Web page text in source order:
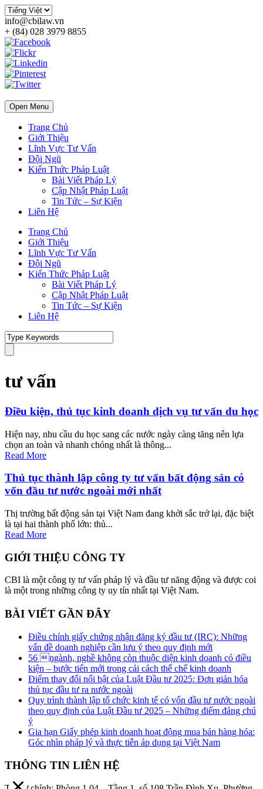
info@cbilaw.vn
+ (84) 028 3979 8855
Open Menu
Trang Chủ
Giới Thiệu
Lĩnh Vực Tư Vấn
Đội Ngũ
Kiến Thức Pháp Luật
Bài Viết Pháp Lý
Cập Nhật Pháp Luật
Tin Tức – Sự Kiện
Liên Hệ
Trang Chủ
Giới Thiệu
Lĩnh Vực Tư Vấn
Đội Ngũ
Kiến Thức Pháp Luật
Bài Viết Pháp Lý
Cập Nhật Pháp Luật
Tin Tức – Sự Kiện
Liên Hệ
tư vấn
Điều kiện, thủ tục kinh doanh dịch vụ tư vấn du học
Hiện nay, nhu cầu du học sang các nước ngày càng tăng nên lựa
chọn an toàn và nhanh chóng nhất là thông...
Read More
Thủ tục thành lập công ty tư vấn bất động sản có
vốn đầu tư nước ngoài mới nhất
Thị trường bất động sản tại Việt Nam đang khởi sắc trở lại, đặc biệt
là tại hai thành phố lớn: thủ...
Read More
GIỚI THIỆU CÔNG TY
CBI là một công ty tư vấn pháp lý và đầu tư năng động và được coi
là một trong những công ty uy tín nhất tại Việt Nam.
BÀI VIẾT GẦN ĐÂY
Điều chỉnh giấy chứng nhận đăng ký đầu tư (IRC): Những
vấn đề doanh nghiệp cần lưu ý theo quy định mới
56 ngành, nghề không còn thuộc diện kinh doanh có điều
kiện – bước tiến mới trong cải cách thể chế kinh doanh
Điểm thay đổi nổi bật của Luật Đầu tư 2025: Đơn giản hóa
thủ tục đầu tư ra nước ngoài
Quy trình thành lập tổ chức kinh tế có vốn đầu tư nước ngoài
theo quy định của Luật Đầu tư 2025 – Những điểm đáng chú
ý
Gia hạn Giấy phép kinh doanh hoạt động mua bán hàng hóa:
Góc nhìn pháp lý và thực tiễn áp dụng tại Việt Nam
THÔNG TIN LIÊN HỆ